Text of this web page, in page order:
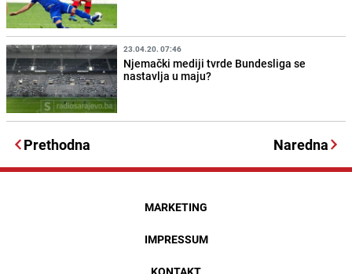
23.04.20. 07:46
Njemački mediji tvrde Bundesliga se
nastavlja u maju?
Prethodna Naredna
MARKETING
IMPRESSUM